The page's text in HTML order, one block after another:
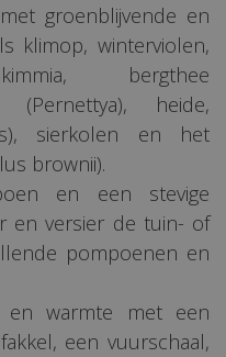
groenblijvende en
klimop, winterviolen,
bergthee
(Pernettya), heide,
sierkolen en het
brownii).
en een stevige
en versier de tuin- of
pompoenen en
warmte met een
een vuurschaal,